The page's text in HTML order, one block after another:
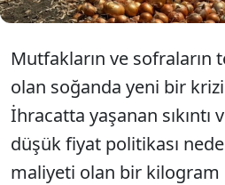
Mutfakların ve sofraların
olan soğanda yeni bir
İhracatta yaşanan sıkıntı
düşük fiyat politikası
maliyeti olan bir kilogram